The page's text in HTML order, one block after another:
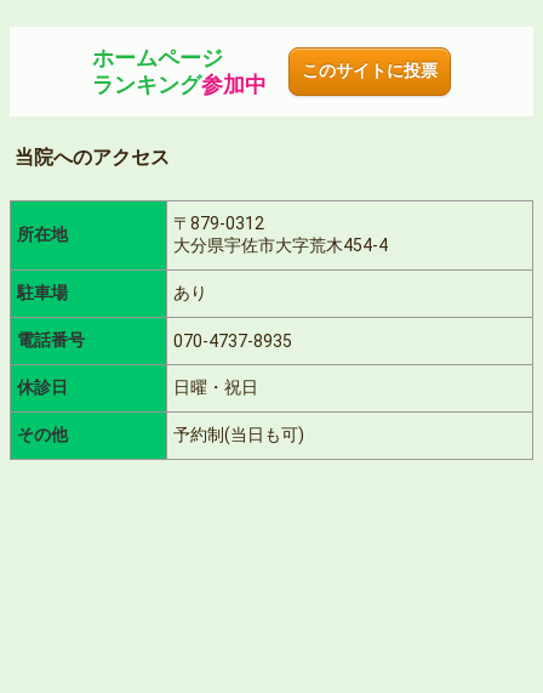
ホームページ
ランキング参加中
このサイトに投票
当院へのアクセス
所在地
〒879-0312
大分県宇佐市大字荒木454-4
駐車場 あり
電話番号 070-4737-8935
休診日 日曜・祝日
その他 予約制(当日も可)